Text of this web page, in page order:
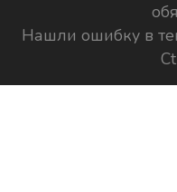
Нашли ошибку в